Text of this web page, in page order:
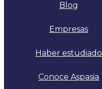
Blog
Empresas
Haber estudiado
Conoce Aspasia